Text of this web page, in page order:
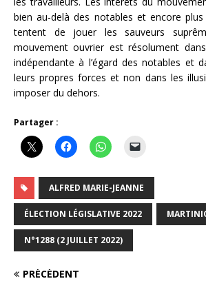
bien au-delà des notables et encore
tentent de jouer les sauveurs
mouvement ouvrier est résolument
indépendante à l’égard des notables et
leurs propres forces et non dans les
imposer du dehors.
Partager :
ALFRED MARIE-JEANNE
ÉLECTION LÉGISLATIVE 2022
N°1288 (2 JUILLET 2022)
PRÉCÉDENT